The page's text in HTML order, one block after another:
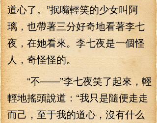
道心了。”抿嘴輕笑的少女叫阿
璃，也帶著三分好奇地看著李七
夜，在她看來。李七夜是一個怪
人，奇怪怪的。
“不——”李七夜笑了起來，輕
輕地搖頭說道：“我只是隨便走走
而己，至于我的道心，沒有什么